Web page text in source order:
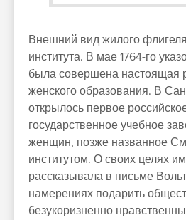
Внешний вид жилого
института. В мае 1764-го
была совершена настоящая
женского образования. В
открылось первое
государственное учебное
женщин, позже названное
институтом. О своих целях
рассказывала в письме
намерениях подарить
безукоризненно